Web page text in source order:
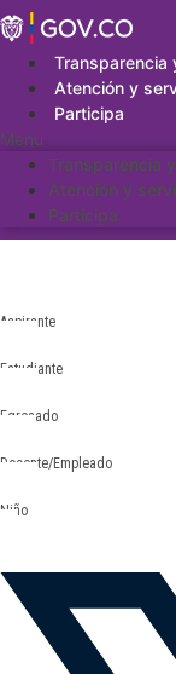
Saltar
al
contenidoTransparencia
Atención y
Participa
Menu
Transparencia
Atención y
Participa
Aspirante
Estudiante
Egresado
Docente/Empleado
Niño